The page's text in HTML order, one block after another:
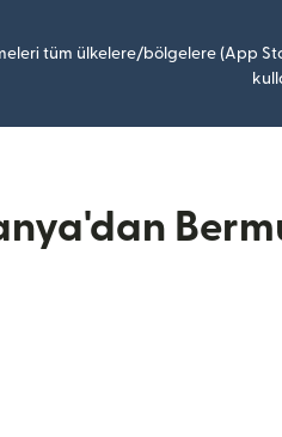
tüm ülkelere/bölgelere (App